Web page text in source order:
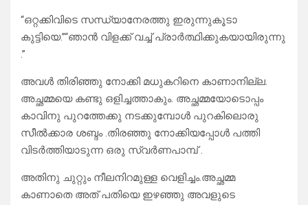
“ഒറ്റക്കിവിടെ സന്ധ്യാനേരത്തു ഇരുന്നുകൂടാ
കുട്ടിയെ.”“ഞാൻ വിളക്ക് വച്ച് പ്രാർത്ഥിക്കുകയായിരുന്നു
.”
അവൾ തിരിഞ്ഞു നോക്കി മധുകറിനെ കാണാനില്ല.
അച്ഛമ്മയെ കണ്ടു ഒളിച്ചത്താകും. അച്ഛമ്മയോടൊപ്പം
കാവിനു പുറത്തേക്കു നടക്കുമ്പോൾ പുറകിലൊരു
സീൽക്കാര ശബ്ദം .തിരഞ്ഞു നോക്കിയപ്പോൾ പത്തി
വിടർത്തിയാടുന്ന ഒരു സ്വർണപാമ്പ് .
അതിനു ചുറ്റും നീലനിറമുള്ള വെളിച്ചം.അച്ഛമ്മ
കാണാതെ അത് പതിയെ ഇഴഞ്ഞു അവളുടെ